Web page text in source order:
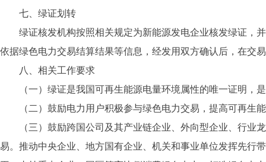
七、绿证划转
绿证核发机构按照相关规定为新能源发电企业核发绿证，并
依据绿色电力交易结算结果等信息，经发用双方确认后，在交
八、相关工作要求
（一）绿证是我国可再生能源电量环境属性的唯一证明，
（二）鼓励电力用户积极参与绿色电力交易，提高可再生能
（三）鼓励跨国公司及其产业链企业、外向型企业、行业龙
易。推动中央企业、地方国有企业、机关和事业单位发挥先行